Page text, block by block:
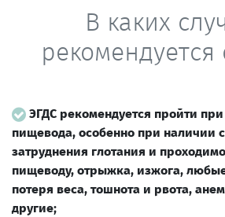
В каких
рекомендуется
ЭГДС рекомендуется пройти
пищевода, особенно при наличии
затруднения глотания и
пищеводу, отрыжка, изжога,
потеря веса, тошнота и рвота,
другие;